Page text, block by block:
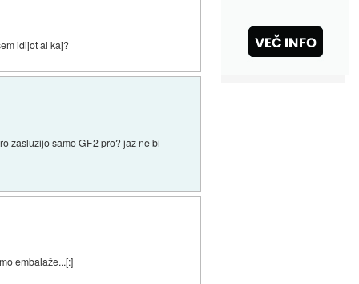
idijot al kaj?
zasluzijo samo GF2 pro? jaz ne bi
embalaže...[:]